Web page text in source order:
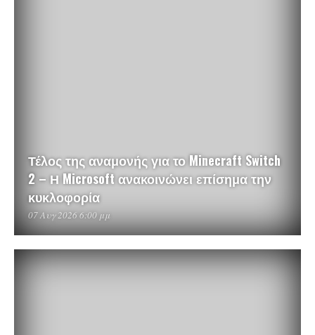
Τέλος της αναμονής για το Minecraft Switch
2 – Η Microsoft ανακοινώνει επίσημα την
κυκλοφορία
07 Αυγ 2026 6:00 μμ